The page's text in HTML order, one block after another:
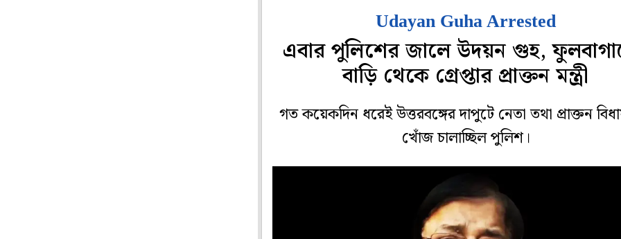
Udayan Guha Arrested
এবার পুলিশের জালে উদয়ন গুহ,
বাড়ি থেকে গ্রেপ্তার প্রাক্তন মন্ত্রী
গত কয়েকদিন ধরেই উত্তরবঙ্গের দাপুটে নেতা তথা প্রাক্তন
খোঁজ চালাচ্ছিল পুলিশ।